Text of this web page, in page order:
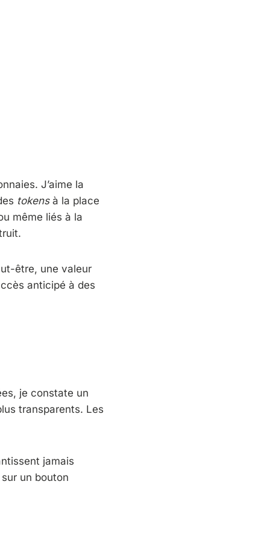
J’aime la
tokensà la place
même liés à la
être, une valeur
anticipé à des
je constate un
transparents. Les
jamais
un bouton